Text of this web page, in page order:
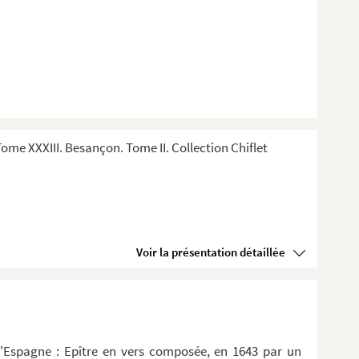
XXXIII. Besançon. Tome II. Collection Chiflet
Voir la présentation détaillée
: Epître en vers composée, en 1643 par un